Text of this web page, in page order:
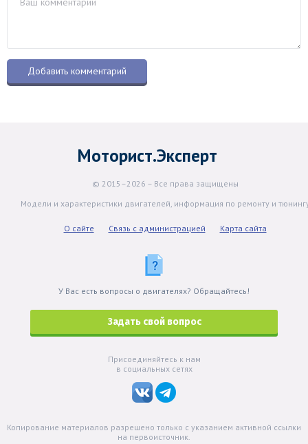
Моторист.Эксперт
© 2015–2026 – Все права защищены
Модели и характеристики двигателей, информация по ремонту и
О сайте Связь с администрацией Карта сайта
У Вас есть вопросы о двигателях? Обращайтесь!
Задать свой вопрос
Присоединяйтесь к нам
в социальных сетях
Копирование материалов разрешено только с указанием активной ссылки
на первоисточник.